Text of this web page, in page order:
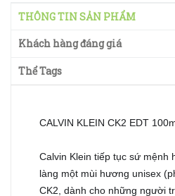
THÔNG TIN SẢN PHẨM
Khách hàng đáng giá
Thể Tags
CALVIN KLEIN CK2 EDT
Calvin Klein tiếp tục sứ mệnh
làng một mùi hương unisex
CK2, dành cho những người